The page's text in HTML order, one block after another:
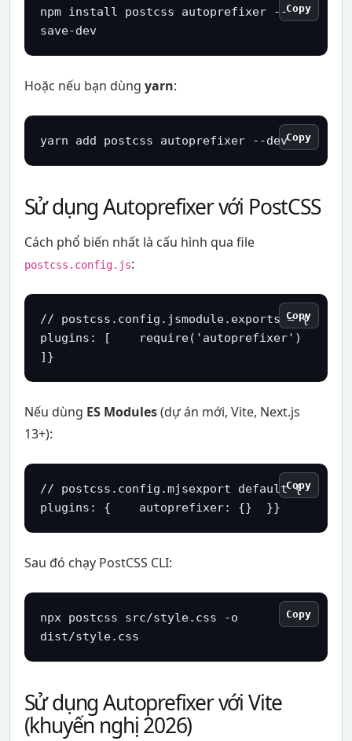
npm install postcss autoprefixer --
save-dev
Copy
Hoặc nếu bạn dùng yarn:
yarn add postcss autoprefixer --devCopy
Sử dụng Autoprefixer với PostCSS
Cách phổ biến nhất là cấu hình qua file
postcss.config.js:
// postcss.config.jsmodule.exports = {
plugins: [    require('autoprefixer')
]}
Copy
Nếu dùng ES Modules(dự án mới, Vite, Next.js
13+):
// postcss.config.mjsexport default {
plugins: {    autoprefixer: {}  }}
Copy
Sau đó chạy PostCSS CLI:
npx postcss src/style.css -o
dist/style.css
Copy
Sử dụng Autoprefixer với Vite
(khuyến nghị 2026)